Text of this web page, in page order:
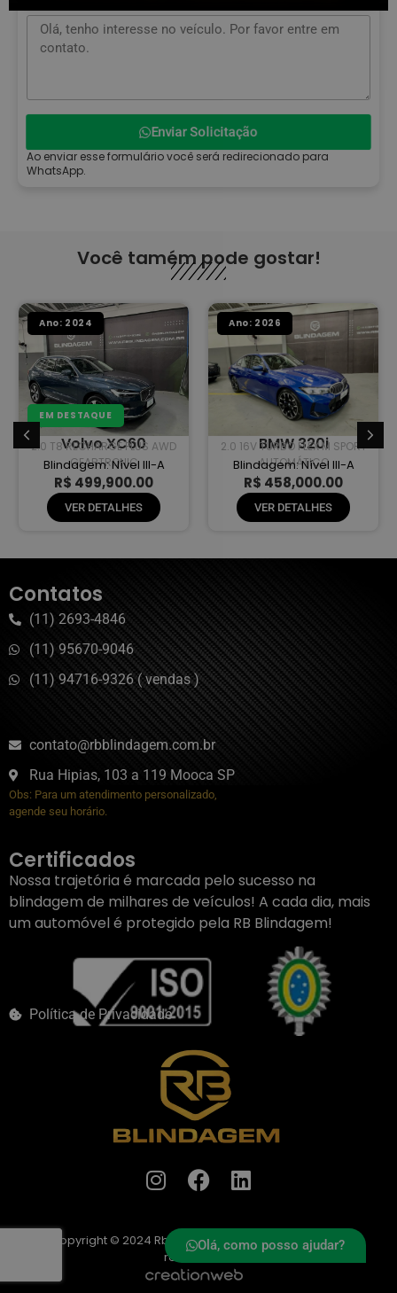
Enviar Solicitação
Ao enviar esse formulário você será redirecionado para
WhatsApp.
Você tamém pode gostar!
Ano: 2024
EM DESTAQUE
Volvo XC60
2.0 T8 RECHARGE PLUS AWD
GEARTRONIC
Blindagem: Nível III-A
R$ 499,900.00
VER DETALHES
Ano: 2026
BMW 320i
2.0 16V TURBO FLEX M SPORT
AUTOMÁTICO
Blindagem: Nível III-A
R$ 458,000.00
VER DETALHES
Contatos
(11) 2693-4846
(11) 95670-9046
(11) 94716-9326 ( vendas )
contato@rbblindagem.com.br
Rua Hipias, 103 a 119 Mooca SP
Obs: Para um atendimento personalizado,
agende seu horário.
Certificados
Nossa trajetória é marcada pelo sucesso na
blindagem de milhares de veículos! A cada dia, mais
um automóvel é protegido pela RB Blindagem!
Política de Privacidade
Olá, como posso ajudar?
Copyright © 2024 Rb Blindagem – Todos os direitos
reservados.